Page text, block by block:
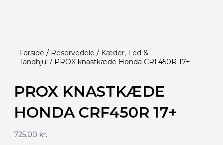
Forside / Reservedele / Kæder, Led &
Tandhjul / PROX knastkæde Honda CRF450R 17+
PROX KNASTKÆDE
HONDA CRF450R 17+
725.00 kr.